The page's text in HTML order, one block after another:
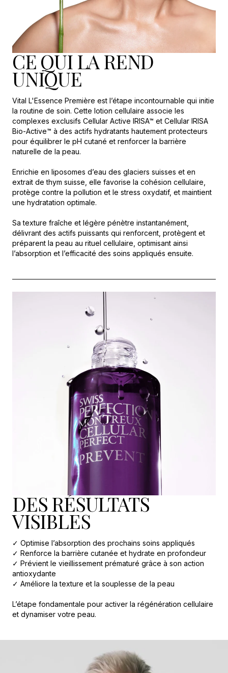
CE QUI LA REND
UNIQUE
Vital L'Essence Première est l’étape incontournable qui initie
la routine de soin. Cette lotion cellulaire associe les
complexes exclusifs Cellular Active IRISA™ et Cellular IRISA
Bio-Active™ à des actifs hydratants hautement protecteurs
pour équilibrer le pH cutané et renforcer la barrière
naturelle de la peau.
Enrichie en liposomes d’eau des glaciers suisses et en
extrait de thym suisse, elle favorise la cohésion cellulaire,
protège contre la pollution et le stress oxydatif, et maintient
une hydratation optimale.
Sa texture fraîche et légère pénètre instantanément,
délivrant des actifs puissants qui renforcent, protègent et
préparent la peau au rituel cellulaire, optimisant ainsi
l’absorption et l’efficacité des soins appliqués ensuite.
DES RÉSULTATS
VISIBLES
✓ Optimise l’absorption des prochains soins appliqués
✓ Renforce la barrière cutanée et hydrate en profondeur
✓ Prévient le vieillissement prématuré grâce à son action
antioxydante
✓ Améliore la texture et la souplesse de la peau
L’étape fondamentale pour activer la régénération cellulaire
et dynamiser votre peau.